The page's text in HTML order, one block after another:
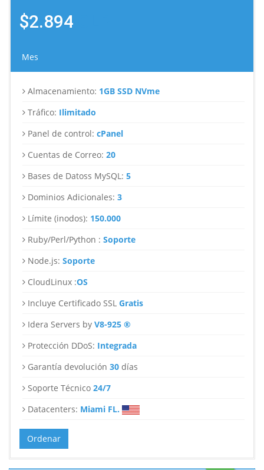
$2.894
Mes
Almacenamiento: 1GB SSD NVme
Tráfico: Ilimitado
Panel de control: cPanel
Cuentas de Correo: 20
Bases de Datoss MySQL: 5
Dominios Adicionales: 3
Límite (inodos): 150.000
Ruby/Perl/Python : Soporte
Node.js: Soporte
CloudLinux :OS
Incluye Certificado SSL Gratis
Idera Servers by V8-925 ®
Protección DDoS: Integrada
Garantía devolución 30 días
Soporte Técnico 24/7
Datacenters: Miami FL.
Ordenar